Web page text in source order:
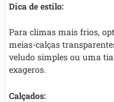
Dica de estilo:
Para climas mais frios,
meias-calças
veludo simples ou uma
exageros.
Calçados: